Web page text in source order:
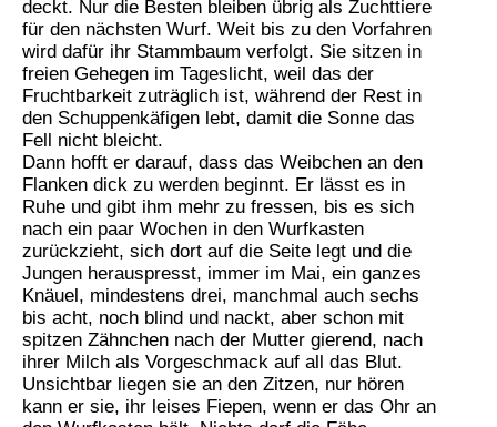
deckt. Nur die Besten bleiben übrig als Zuchttiere
für den nächsten Wurf. Weit bis zu den Vorfahren
wird dafür ihr Stammbaum verfolgt. Sie sitzen in
freien Gehegen im Tageslicht, weil das der
Fruchtbarkeit zuträglich ist, während der Rest in
den Schuppenkäfigen lebt, damit die Sonne das
Fell nicht bleicht.
Dann hofft er darauf, dass das Weibchen an den
Flanken dick zu werden beginnt. Er lässt es in
Ruhe und gibt ihm mehr zu fressen, bis es sich
nach ein paar Wochen in den Wurfkasten
zurückzieht, sich dort auf die Seite legt und die
Jungen herauspresst, immer im Mai, ein ganzes
Knäuel, mindestens drei, manchmal auch sechs
bis acht, noch blind und nackt, aber schon mit
spitzen Zähnchen nach der Mutter gierend, nach
ihrer Milch als Vorgeschmack auf all das Blut.
Unsichtbar liegen sie an den Zitzen, nur hören
kann er sie, ihr leises Fiepen, wenn er das Ohr an